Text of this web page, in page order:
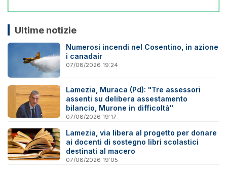
Ultime notizie
Numerosi incendi nel Cosentino, in azione
i canadair
07/08/2026 19:24
Lamezia, Muraca (Pd): "Tre assessori
assenti su delibera assestamento
bilancio, Murone in difficoltà"
07/08/2026 19:17
Lamezia, via libera al progetto per donare
ai docenti di sostegno libri scolastici
destinati al macero
07/08/2026 19:05